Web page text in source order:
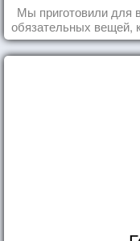
Мы приготовили для
обязательных вещей,